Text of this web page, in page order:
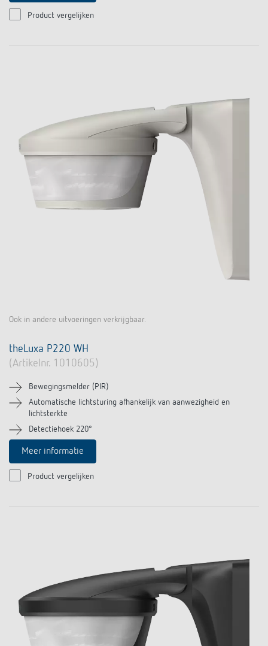
Product vergelijken
Ook in andere uitvoeringen verkrijgbaar.
theLuxa P220 WH
(Artikelnr. 1010605)
Bewegingsmelder (PIR)
Automatische lichtsturing afhankelijk van aanwezigheid en
lichtsterkte
Detectiehoek 220°
Meer informatie
Product vergelijken